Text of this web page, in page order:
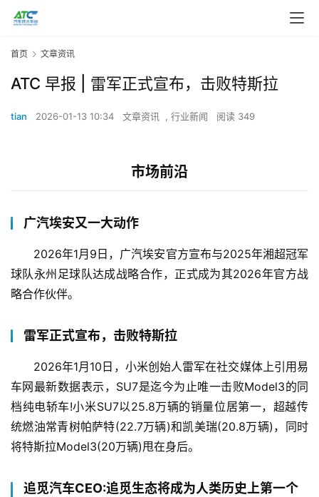
首页 文章资讯
ATC 早报 | 雷军正式宣布，击败特斯拉
tian 2026-01-13 10:34 文章资讯 , 行业新闻 阅读 349
市场前沿
广汽埃安又一大动作
2026年1月9日，广汽埃安官方宣布与2025年湘超冠军
球队永州足球队达成战略合作，正式成为其2026年官方战
略合作伙伴。
雷军正式宣布，击败特斯拉
2026年1月10日，小米创始人雷军在社交媒体上引用易
车网最新数据表示，SU7是迄今为止唯一击败Model3的同
档纯电轿车!小米SU7以25.8万辆的销量位居第一，超越传
统燃油常青树帕萨特(22.7万辆)和凯美瑞(20.8万辆)，同时
将特斯拉Model3(20万辆)甩在身后。
追觅汽车CEO:追觅生态将成为人类历史上第一个